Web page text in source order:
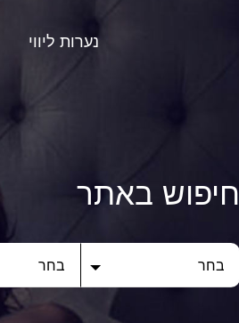
נערות ליווי
חיפוש באתר
בחר בחר